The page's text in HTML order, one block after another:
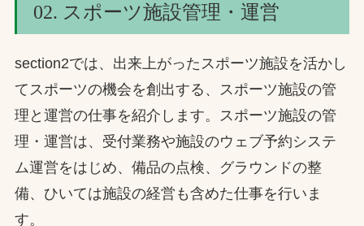
02. スポーツ施設管理・運営
section2では、出来上がったスポーツ施設を活かし
てスポーツの機会を創出する、スポーツ施設の管
理と運営の仕事を紹介します。スポーツ施設の管
理・運営は、受付業務や施設のウェブ予約システ
ム運営をはじめ、備品の点検、グラウンドの整
備、ひいては施設の経営も含めた仕事を行いま
す。